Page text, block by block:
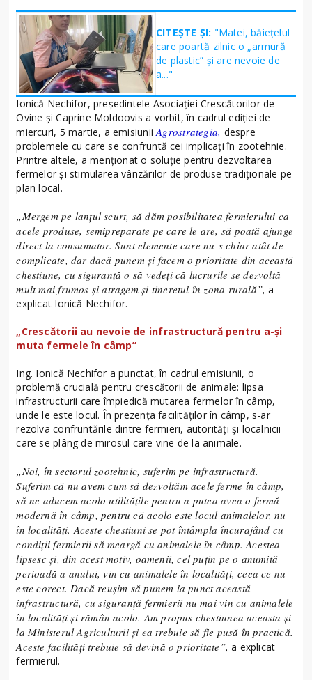
CITEȘTE ȘI: "Matei, băiețelul
care poartă zilnic o „armură
de plastic” și are nevoie de
a..."
Ionică Nechifor, președintele Asociației Crescătorilor de
Ovine și Caprine Moldoovis a vorbit, în cadrul ediției de
miercuri, 5 martie, a emisiuniiAgrostrategia, despre
problemele cu care se confruntă cei implicați în zootehnie.
Printre altele, a menționat o soluție pentru dezvoltarea
fermelor și stimularea vânzărilor de produse tradiționale pe
plan local.
„Mergem pe lanțul scurt, să dăm posibilitatea fermierului ca
acele produse, semipreparate pe care le are, să poată ajunge
direct la consumator. Sunt elemente care nu-s chiar atât de
complicate, dar dacă punem și facem o prioritate din această
chestiune, cu siguranță o să vedeți că lucrurile se dezvoltă
mult mai frumos și atragem și tineretul în zona rurală”, a
explicat Ionică Nechifor.
„Crescătorii au nevoie de infrastructură pentru a-și
muta fermele în câmp”
Ing. Ionică Nechifor a punctat, în cadrul emisiunii, o
problemă crucială pentru crescătorii de animale: lipsa
infrastructurii care împiedică mutarea fermelor în câmp,
unde le este locul. În prezența facilităților în câmp, s-ar
rezolva confruntările dintre fermieri, autorități și localnicii
care se plâng de mirosul care vine de la animale.
„Noi, în sectorul zootehnic, suferim pe infrastructură.
Suferim că nu avem cum să dezvoltăm acele ferme în câmp,
să ne aducem acolo utilitățile pentru a putea avea o fermă
modernă în câmp, pentru că acolo este locul animalelor, nu
în localități. Aceste chestiuni se pot întâmpla încurajând cu
condiții fermierii să meargă cu animalele în câmp. Acestea
lipsesc și, din acest motiv, oamenii, cel puțin pe o anumită
perioadă a anului, vin cu animalele în localități, ceea ce nu
este corect. Dacă reușim să punem la punct această
infrastructură, cu siguranță fermierii nu mai vin cu animalele
în localități și rămân acolo. Am propus chestiunea aceasta și
la Ministerul Agriculturii și ea trebuie să fie pusă în practică.
Aceste facilități trebuie să devină o prioritate”, a explicat
fermierul.